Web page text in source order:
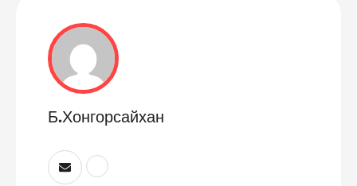
Б.Хонгорсайхан